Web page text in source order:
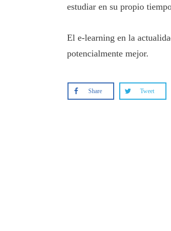
estudiar en su propio
El e-learning en la
potencialmente mejor.
Share Tweet